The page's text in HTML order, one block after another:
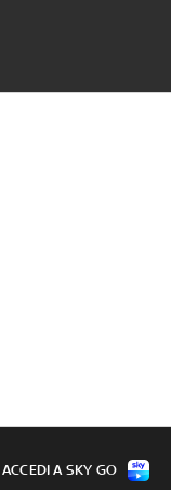
ACCEDI A SKY GO